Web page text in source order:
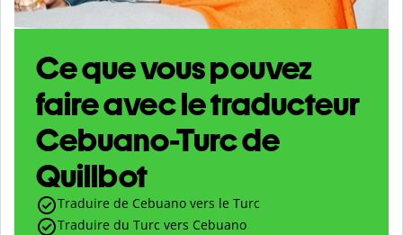
Ce que vous pouvez
faire avec le traducteur
Cebuano-Turc de
Quillbot
Traduire de Cebuano vers le Turc
Traduire du Turc vers Cebuano